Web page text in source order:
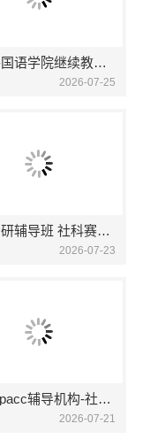
大连外国语学院继续教育学院招生咨询专业推荐
2026-07-25
大连考研辅导班 社科赛斯考研专业辅导机构
2026-07-23
大连mpacc辅导机构-社科赛斯会计专硕考研系统学习 避免疏漏
2026-07-21